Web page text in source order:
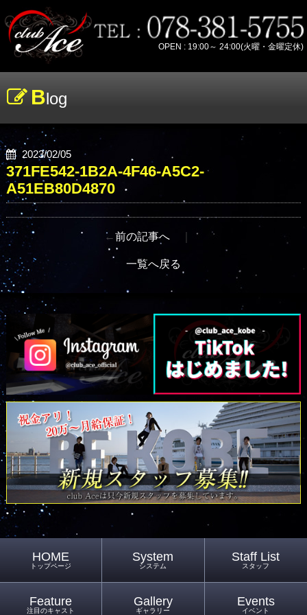
OPEN : 19:00～ 24:00(火曜・金曜定休)
Blog
2023/02/05
371FE542-1B2A-4F46-A5C2-
A51EB80D4870
←前の記事へ ｜
一覧へ戻る
HOME
トップページ
System
システム
Staff List
スタッフ
Feature
注目のキャスト
Gallery
ギャラリー
Events
イベント